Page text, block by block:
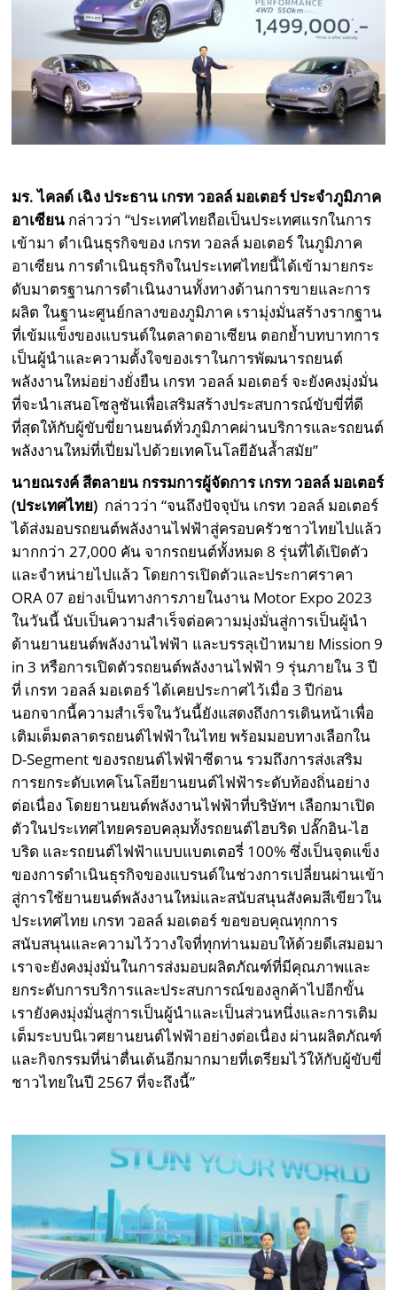
มร. ไคลด์ เฉิง ประธาน เกรท วอลล์ มอเตอร์ ประจำภูมิภาค
อาเซียน กล่าวว่า “ประเทศไทยถือเป็นประเทศแรกในการ
เข้ามา ดำเนินธุรกิจของ เกรท วอลล์ มอเตอร์ ในภูมิภาค
อาเซียน การดำเนินธุรกิจในประเทศไทยนี้ได้เข้ามายกระ
ดับมาตรฐานการดำเนินงานทั้งทางด้านการขายและการ
ผลิต ในฐานะศูนย์กลางของภูมิภาค เรามุ่งมั่นสร้างรากฐาน
ที่เข้มแข็งของแบรนด์ในตลาดอาเซียน ตอกย้ำบทบาทการ
เป็นผู้นำและความตั้งใจของเราในการพัฒนารถยนต์
พลังงานใหม่อย่างยั่งยืน เกรท วอลล์ มอเตอร์ จะยังคงมุ่งมั่น
ที่จะนำเสนอโซลูชันเพื่อเสริมสร้างประสบการณ์ขับขี่ที่ดี
ที่สุดให้กับผู้ขับขี่ยานยนต์ทั่วภูมิภาคผ่านบริการและรถยนต์
พลังงานใหม่ที่เปี่ยมไปด้วยเทคโนโลยีอันล้ำสมัย”
นายณรงค์ สีตลายน กรรมการผู้จัดการ เกรท วอลล์ มอเตอร์
(ประเทศไทย) กล่าวว่า “จนถึงปัจจุบัน เกรท วอลล์ มอเตอร์
ได้ส่งมอบรถยนต์พลังงานไฟฟ้าสู่ครอบครัวชาวไทยไปแล้ว
มากกว่า 27,000 คัน จากรถยนต์ทั้งหมด 8 รุ่นที่ได้เปิดตัว
และจำหน่ายไปแล้ว โดยการเปิดตัวและประกาศราคา
ORA 07 อย่างเป็นทางการภายในงาน Motor Expo 2023
ในวันนี้ นับเป็นความสำเร็จต่อความมุ่งมั่นสู่การเป็นผู้นำ
ด้านยานยนต์พลังงานไฟฟ้า และบรรลุเป้าหมาย Mission 9
in 3 หรือการเปิดตัวรถยนต์พลังงานไฟฟ้า 9 รุ่นภายใน 3 ปี
ที่ เกรท วอลล์ มอเตอร์ ได้เคยประกาศไว้เมื่อ 3 ปีก่อน
นอกจากนี้ความสำเร็จในวันนี้ยังแสดงถึงการเดินหน้าเพื่อ
เติมเต็มตลาดรถยนต์ไฟฟ้าในไทย พร้อมมอบทางเลือกใน
D-Segment ของรถยนต์ไฟฟ้าซีดาน รวมถึงการส่งเสริม
การยกระดับเทคโนโลยียานยนต์ไฟฟ้าระดับท้องถิ่นอย่าง
ต่อเนื่อง โดยยานยนต์พลังงานไฟฟ้าที่บริษัทฯ เลือกมาเปิด
ตัวในประเทศไทยครอบคลุมทั้งรถยนต์ไฮบริด ปลั๊กอิน-ไฮ
บริด และรถยนต์ไฟฟ้าแบบแบตเตอรี่ 100% ซึ่งเป็นจุดแข็ง
ของการดำเนินธุรกิจของแบรนด์ในช่วงการเปลี่ยนผ่านเข้า
สู่การใช้ยานยนต์พลังงานใหม่และสนับสนุนสังคมสีเขียวใน
ประเทศไทย เกรท วอลล์ มอเตอร์ ขอขอบคุณทุกการ
สนับสนุนและความไว้วางใจที่ทุกท่านมอบให้ด้วยดีเสมอมา
เราจะยังคงมุ่งมั่นในการส่งมอบผลิตภัณฑ์ที่มีคุณภาพและ
ยกระดับการบริการและประสบการณ์ของลูกค้าไปอีกขั้น
เรายังคงมุ่งมั่นสู่การเป็นผู้นำและเป็นส่วนหนึ่งและการเติม
เต็มระบบนิเวศยานยนต์ไฟฟ้าอย่างต่อเนื่อง ผ่านผลิตภัณฑ์
และกิจกรรมที่น่าตื่นเต้นอีกมากมายที่เตรียมไว้ให้กับผู้ขับขี่
ชาวไทยในปี 2567 ที่จะถึงนี้”